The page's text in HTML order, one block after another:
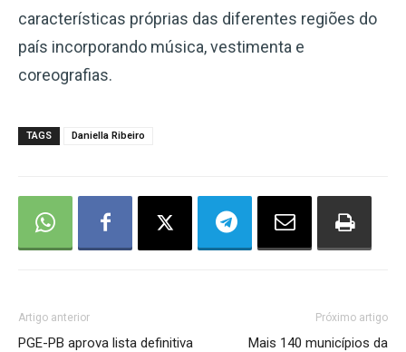
características próprias das diferentes regiões do
país incorporando música, vestimenta e
coreografias.
TAGS Daniella Ribeiro
Artigo anterior
PGE-PB aprova lista definitiva
Próximo artigo
Mais 140 municípios da